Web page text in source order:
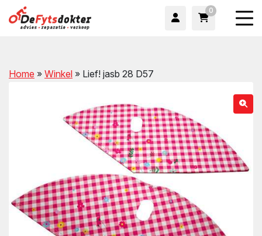
0
Home » Winkel » Lief! jasb 28 D57